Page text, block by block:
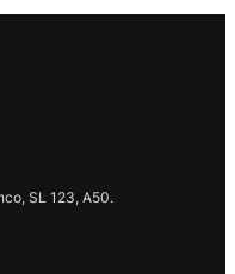
SL 123, A50.